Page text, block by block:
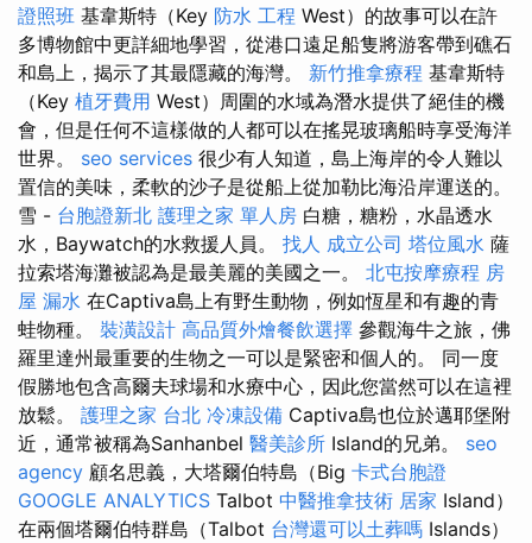
證照班 基韋斯特（Key 防水 工程 West）的故事可以在許
多博物館中更詳細地學習，從港口遠足船隻將游客帶到礁石
和島上，揭示了其最隱藏的海灣。 新竹推拿療程 基韋斯特
（Key 植牙費用 West）周圍的水域為潛水提供了絕佳的機
會，但是任何不這樣做的人都可以在搖晃玻璃船時享受海洋
世界。 seo services 很少有人知道，島上海岸的令人難以
置信的美味，柔軟的沙子是從船上從加勒比海沿岸運送的。
雪 - 台胞證新北 護理之家 單人房 白糖，糖粉，水晶透水
水，Baywatch的水救援人員。 找人 成立公司 塔位風水 薩
拉索塔海灘被認為是最美麗的美國之一。 北屯按摩療程 房
屋 漏水 在Captiva島上有野生動物，例如恆星和有趣的青
蛙物種。 裝潢設計 高品質外燴餐飲選擇 參觀海牛之旅，佛
羅里達州最重要的生物之一可以是緊密和個人的。 同一度
假勝地包含高爾夫球場和水療中心，因此您當然可以在這裡
放鬆。 護理之家 台北 冷凍設備 Captiva島也位於邁耶堡附
近，通常被稱為Sanhanbel 醫美診所 Island的兄弟。 seo
agency 顧名思義，大塔爾伯特島（Big 卡式台胞證
GOOGLE ANALYTICS Talbot 中醫推拿技術 居家 Island）
在兩個塔爾伯特群島（Talbot 台灣還可以土葬嗎 Islands）